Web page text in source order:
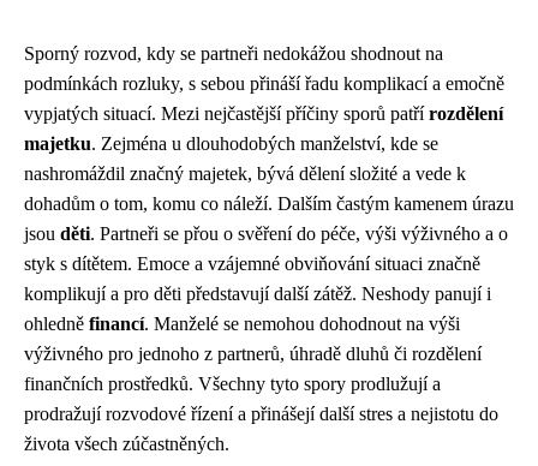
Sporný rozvod, kdy se partneři nedokážou shodnout na
podmínkách rozluky, s sebou přináší řadu komplikací a emočně
vypjatých situací. Mezi nejčastější příčiny sporů patřírozdělení
majetku. Zejména u dlouhodobých manželství, kde se
nashromáždil značný majetek, bývá dělení složité a vede k
dohadům o tom, komu co náleží. Dalším častým kamenem úrazu
jsou děti. Partneři se přou o svěření do péče, výši výživného a o
styk s dítětem. Emoce a vzájemné obviňování situaci značně
komplikují a pro děti představují další zátěž. Neshody panují i
ohledně financí. Manželé se nemohou dohodnout na výši
výživného pro jednoho z partnerů, úhradě dluhů či rozdělení
finančních prostředků. Všechny tyto spory prodlužují a
prodražují rozvodové řízení a přinášejí další stres a nejistotu do
života všech zúčastněných.